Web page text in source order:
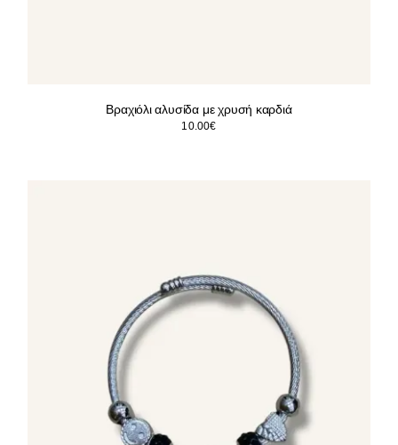
Βραχιόλι αλυσίδα με χρυσή καρδιά
10.00€